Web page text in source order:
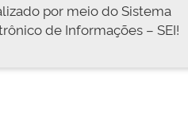
por meio do Sistema
de Informações – SEI!